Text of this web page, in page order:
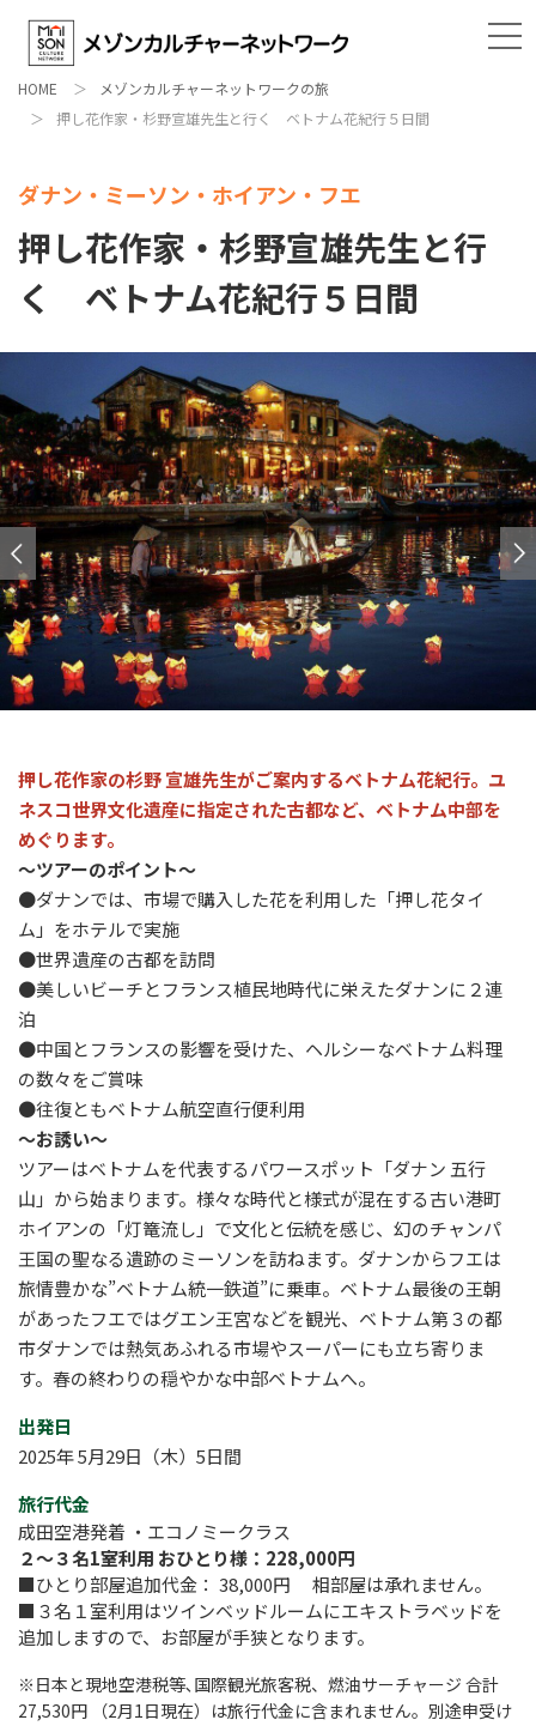
HOME
メゾンカルチャーネットワークの旅
押し花作家・杉野宣雄先生と行く ベトナム花紀行５日間
ダナン・ミーソン・ホイアン・フエ
押し花作家・杉野宣雄先生と行
く ベトナム花紀行５日間
押し花作家の杉野 宣雄先生がご案内するベトナム花紀行。ユ
ネスコ世界文化遺産に指定された古都など、ベトナム中部を
めぐります。
～ツアーのポイント～
●ダナンでは、市場で購入した花を利用した「押し花タイ
ム」をホテルで実施
●世界遺産の古都を訪問
●美しいビーチとフランス植民地時代に栄えたダナンに２連
泊
●中国とフランスの影響を受けた、ヘルシーなベトナム料理
の数々をご賞味
●往復ともベトナム航空直行便利用
～お誘い～
ツアーはベトナムを代表するパワースポット「ダナン 五行
山」から始まります。様々な時代と様式が混在する古い港町
ホイアンの「灯篭流し」で文化と伝統を感じ、幻のチャンパ
王国の聖なる遺跡のミーソンを訪ねます。ダナンからフエは
旅情豊かな”ベトナム統一鉄道”に乗車。ベトナム最後の王朝
があったフエではグエン王宮などを観光、ベトナム第３の都
市ダナンでは熱気あふれる市場やスーパーにも立ち寄りま
す。春の終わりの穏やかな中部ベトナムへ。
出発日
2025年 5月29日（木）5日間
旅行代金
成田空港発着 ・エコノミークラス
２～３名1室利用 おひとり様：228,000円
■ひとり部屋追加代金： 38,000円 相部屋は承れません。
■３名１室利用はツインベッドルームにエキストラベッドを
追加しますので、お部屋が手狭となります。
※日本と現地空港税等､国際観光旅客税、燃油サーチャージ 合計
27,530円 （2月1日現在）は旅行代金に含まれません。別途申受け